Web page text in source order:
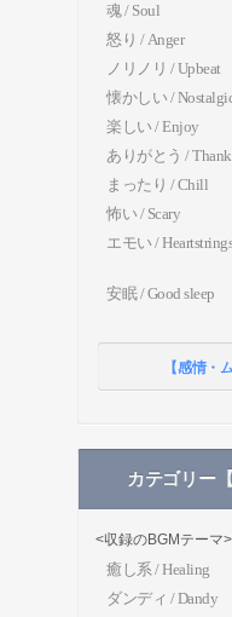
魂 / Soul
怒り / Anger
ノリノリ / Upbeat
懐かしい /
楽しい / Enjoy
ありがとう /
まったり / Chill
怖い / Scary
エモい /
安眠 / Good sleep
【感情・
カテゴリー
<収録のBGMテーマ>
癒し系 / Healing
ダンディ / Dandy